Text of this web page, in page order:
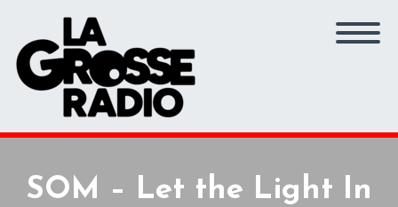
SOM – Let the Light In